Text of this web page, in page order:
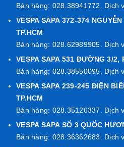
Bán hàng: 028.38941772. Dịch
VESPA SAPA 372-374
TP.HCM
Bán hàng: 028.62989905. Dịch
VESPA SAPA 531 ĐƯỜNG 3/2,
Bán hàng: 028.38550095. Dịch
VESPA SAPA 239-245 ĐIỆN
TP.HCM
Bán hàng: 028.35126337. Dịch
VESPA SAPA SỐ 3 QUỐC
Bán hàng: 028.36362683. Dịch